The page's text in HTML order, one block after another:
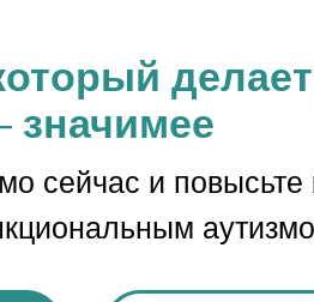
сейчас и
значимее